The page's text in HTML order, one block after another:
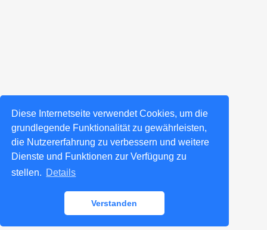
Diese Internetseite verwendet Cookies, um die
grundlegende Funktionalität zu gewährleisten,
die Nutzererfahrung zu verbessern und weitere
Dienste und Funktionen zur Verfügung zu
stellen. Details
Verstanden